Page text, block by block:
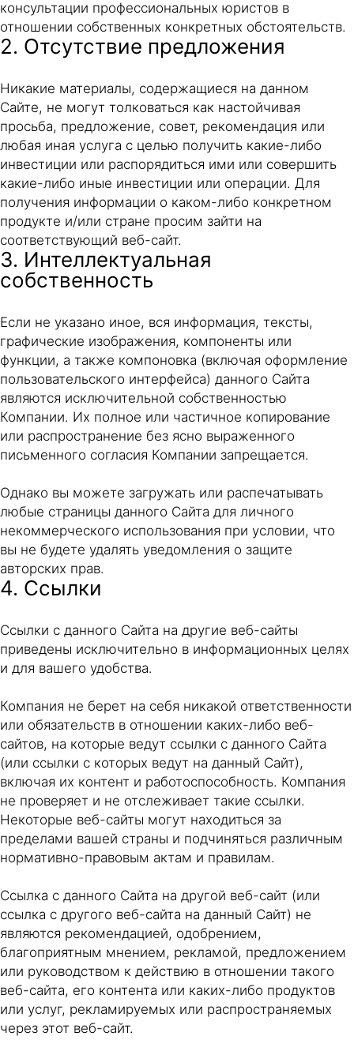
консультации профессиональных юристов в
отношении собственных конкретных обстоятельств.
2. Отсутствие предложения
Никакие материалы, содержащиеся на данном
Сайте, не могут толковаться как настойчивая
просьба, предложение, совет, рекомендация или
любая иная услуга с целью получить какие-либо
инвестиции или распорядиться ими или совершить
какие-либо иные инвестиции или операции. Для
получения информации о каком-либо конкретном
продукте и/или стране просим зайти на
соответствующий веб-сайт.
3. Интеллектуальная
собственность
Если не указано иное, вся информация, тексты,
графические изображения, компоненты или
функции, а также компоновка (включая оформление
пользовательского интерфейса) данного Сайта
являются исключительной собственностью
Компании. Их полное или частичное копирование
или распространение без ясно выраженного
письменного согласия Компании запрещается.
Однако вы можете загружать или распечатывать
любые страницы данного Сайта для личного
некоммерческого использования при условии, что
вы не будете удалять уведомления о защите
авторских прав.
4. Ссылки
Ссылки с данного Сайта на другие веб-сайты
приведены исключительно в информационных целях
и для вашего удобства.
Компания не берет на себя никакой ответственности
или обязательств в отношении каких-либо веб-
сайтов, на которые ведут ссылки с данного Сайта
(или ссылки с которых ведут на данный Сайт),
включая их контент и работоспособность. Компания
не проверяет и не отслеживает такие ссылки.
Некоторые веб-сайты могут находиться за
пределами вашей страны и подчиняться различным
нормативно-правовым актам и правилам.
Ссылка с данного Сайта на другой веб-сайт (или
ссылка с другого веб-сайта на данный Сайт) не
являются рекомендацией, одобрением,
благоприятным мнением, рекламой, предложением
или руководством к действию в отношении такого
веб-сайта, его контента или каких-либо продуктов
или услуг, рекламируемых или распространяемых
через этот веб-сайт.